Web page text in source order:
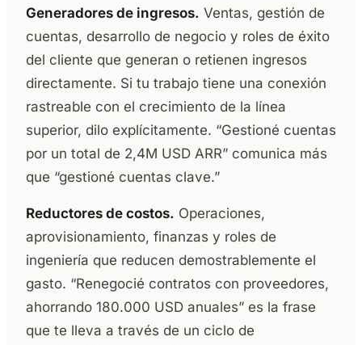
Generadores de ingresos. Ventas, gestión de
cuentas, desarrollo de negocio y roles de éxito
del cliente que generan o retienen ingresos
directamente. Si tu trabajo tiene una conexión
rastreable con el crecimiento de la línea
superior, dilo explícitamente. “Gestioné cuentas
por un total de 2,4M USD ARR” comunica más
que “gestioné cuentas clave.”
Reductores de costos. Operaciones,
aprovisionamiento, finanzas y roles de
ingeniería que reducen demostrablemente el
gasto. “Renegocié contratos con proveedores,
ahorrando 180.000 USD anuales” es la frase
que te lleva a través de un ciclo de